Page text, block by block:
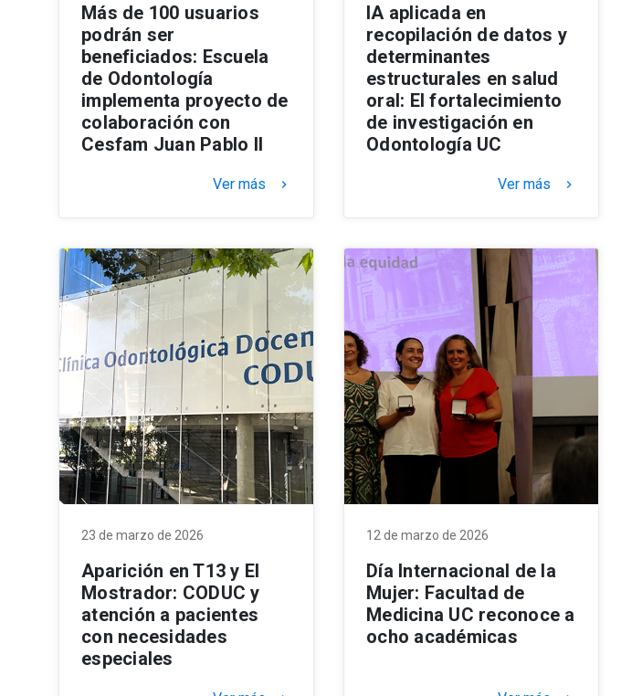
Más de 100 usuarios
podrán ser
beneficiados: Escuela
de Odontología
implementa proyecto de
colaboración con
Cesfam Juan Pablo II
Ver más keyboard_arrow_right
IA aplicada en
recopilación de datos y
determinantes
estructurales en salud
oral: El fortalecimiento
de investigación en
Odontología UC
Ver más keyboard_arrow_right
23 de marzo de 2026
Aparición en T13 y El
Mostrador: CODUC y
atención a pacientes
con necesidades
especiales
12 de marzo de 2026
Día Internacional de la
Mujer: Facultad de
Medicina UC reconoce a
ocho académicas